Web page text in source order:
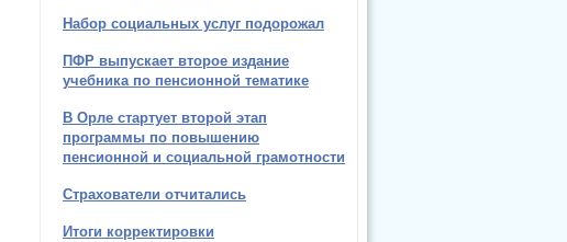
Набор социальных услуг подорожал
ПФР выпускает второе издание
учебника по пенсионной тематике
В Орле стартует второй этап
программы по повышению
пенсионной и социальной грамотности
Страхователи отчитались
Итоги корректировки